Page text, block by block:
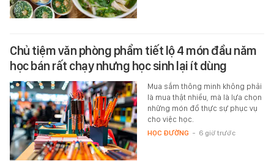
Chủ tiệm văn phòng phẩm tiết lộ 4 món đầu năm
học bán rất chạy nhưng học sinh lại ít dùng
Mua sắm thông minh không phải
là mua thật nhiều, mà là lựa chọn
những món đồ thực sự phục vụ
cho việc học.
HỌC ĐƯỜNG - 6 giờ trước